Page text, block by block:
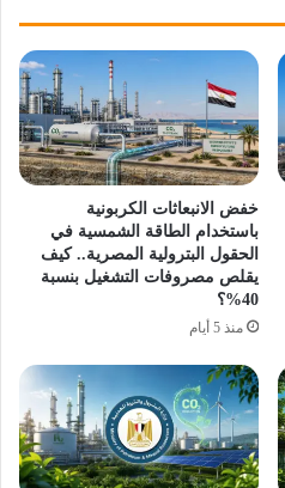
خفض الانبعاثات الكربونية
باستخدام الطاقة الشمسية في
الحقول البترولية المصرية.. كيف
يقلص مصروفات التشغيل بنسبة
40%؟
منذ 5 أيام